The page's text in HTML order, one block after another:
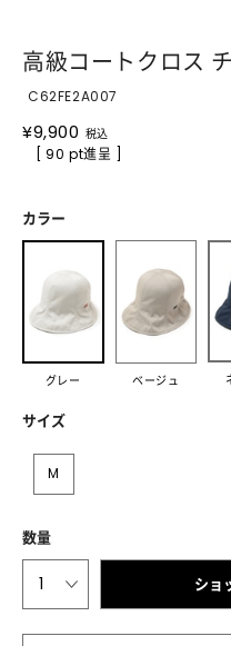
高級コートクロス
C62FE2A007
¥9,900 税込
[ 90 pt進呈 ]
カラー
グレー ベージュ
サイズ
M
数量
1 ショ